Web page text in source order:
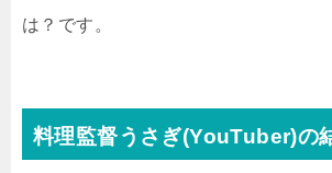
は？です。
料理監督うさぎ(YouTuber)の